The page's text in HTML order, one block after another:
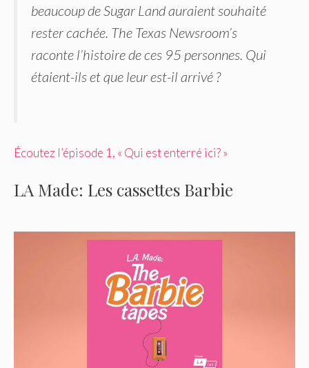
beaucoup de Sugar Land auraient souhaité
rester cachée. The Texas Newsroom’s
raconte l’histoire de ces 95 personnes. Qui
étaient-ils et que leur est-il arrivé ?
Écoutez l’épisode 1, « Qui est enterré ici? »
LA Made: Les cassettes Barbie